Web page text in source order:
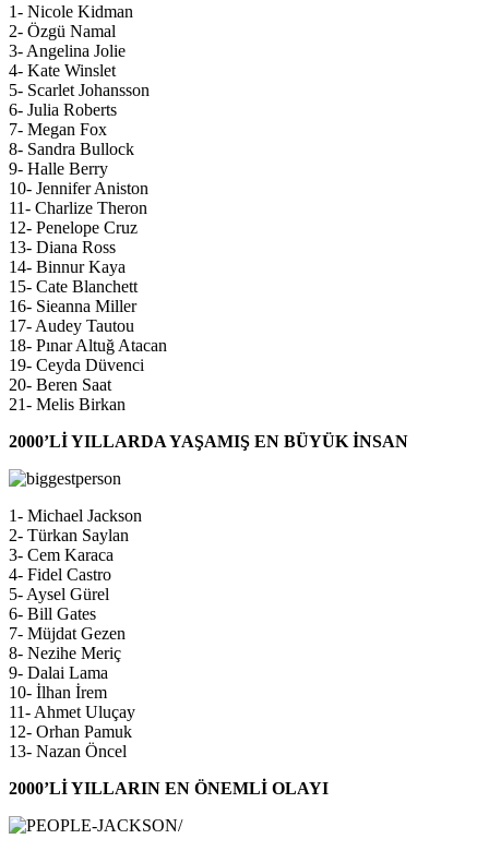
1- Nicole Kidman
2- Özgü Namal
3- Angelina Jolie
4- Kate Winslet
5- Scarlet Johansson
6- Julia Roberts
7- Megan Fox
8- Sandra Bullock
9- Halle Berry
10- Jennifer Aniston
11- Charlize Theron
12- Penelope Cruz
13- Diana Ross
14- Binnur Kaya
15- Cate Blanchett
16- Sieanna Miller
17- Audey Tautou
18- Pınar Altuğ Atacan
19- Ceyda Düvenci
20- Beren Saat
21- Melis Birkan
2000’Lİ YILLARDA YAŞAMIŞ EN BÜYÜK İNSAN
1- Michael Jackson
2- Türkan Saylan
3- Cem Karaca
4- Fidel Castro
5- Aysel Gürel
6- Bill Gates
7- Müjdat Gezen
8- Nezihe Meriç
9- Dalai Lama
10- İlhan İrem
11- Ahmet Uluçay
12- Orhan Pamuk
13- Nazan Öncel
2000’Lİ YILLARIN EN ÖNEMLİ OLAYI